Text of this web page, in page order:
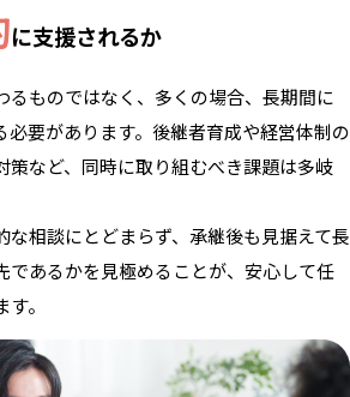
に支援されるか
るものではなく、多くの場合、長期間に
必要があります。後継者育成や経営体制の
策など、同時に取り組むべき課題は多岐
な相談にとどまらず、承継後も見据えて長
であるかを見極めることが、安心して任
。